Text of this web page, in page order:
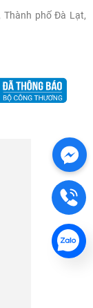
Thành phố Đà Lạt,